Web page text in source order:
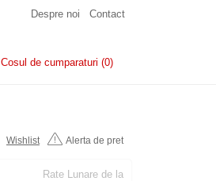
Despre noi Contact
Cosul de cumparaturi (0)
Wishlist Alerta de pret
Rate Lunare de la